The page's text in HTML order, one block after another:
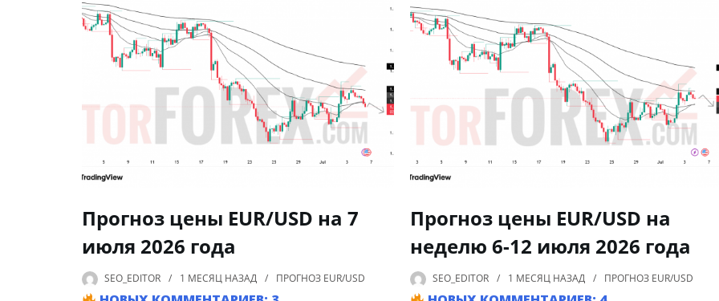
Прогноз цены EUR/USD на 7
июля 2026 года
SEO_EDITOR 1 МЕСЯЦ НАЗАД ПРОГНОЗ EUR/USD
Прогноз цены EUR/USD на
неделю 6-12 июля 2026 года
SEO_EDITOR 1 МЕСЯЦ НАЗАД ПРОГНОЗ EUR/USD